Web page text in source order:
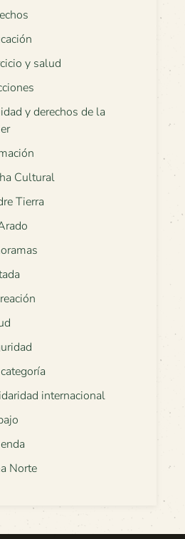
y salud
y derechos de la
Cultural
Tierra
internacional
Norte